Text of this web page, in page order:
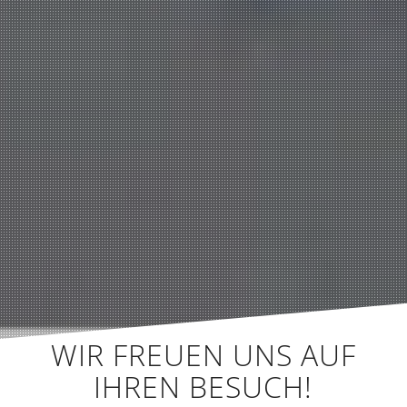
WIR FREUEN UNS AUF
IHREN BESUCH!